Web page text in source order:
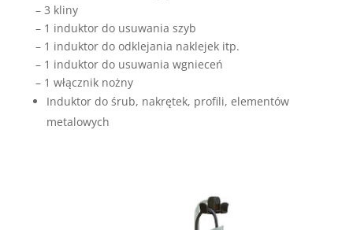
– 3 kliny
– 1 induktor do usuwania szyb
– 1 induktor do odklejania naklejek itp.
– 1 induktor do usuwania wgnieceń
– 1 włącznik nożny
Induktor do śrub, nakrętek, profili, elementów
metalowych